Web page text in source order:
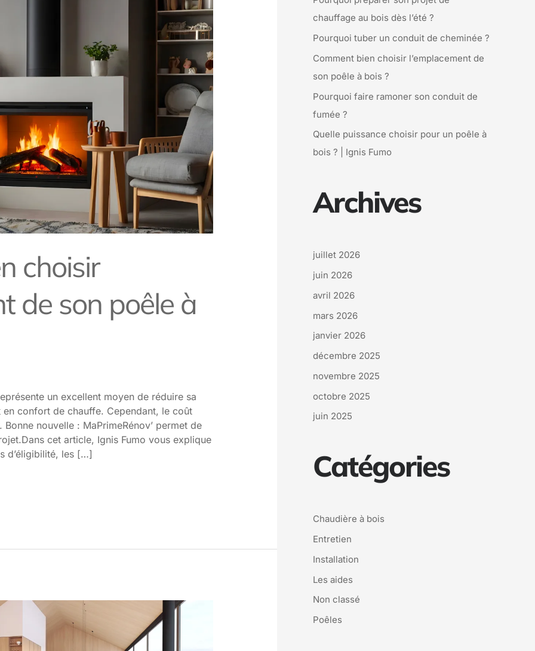
choisir
de son poêle à
un excellent moyen de réduire sa
confort de chauffe. Cependant, le coût
nouvelle : MaPrimeRénov’ permet de
cet article, Ignis Fumo vous explique
d’éligibilité, les […]
e
r
:
chauffage au bois dès l’été ?
Pourquoi tuber un conduit de cheminée ?
Comment bien choisir l’emplacement de
son poêle à bois ?
Pourquoi faire ramoner son conduit de
fumée ?
Quelle puissance choisir pour un poêle à
bois ? | Ignis Fumo
Archives
juillet 2026
juin 2026
avril 2026
mars 2026
janvier 2026
décembre 2025
novembre 2025
octobre 2025
juin 2025
Catégories
Chaudière à bois
Entretien
Installation
Les aides
Non classé
Poêles